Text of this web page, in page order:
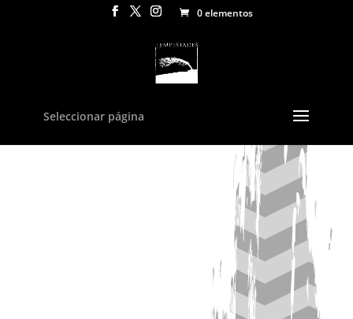
0 elementos
Seleccionar página
Guillermo Rodríguez Morales